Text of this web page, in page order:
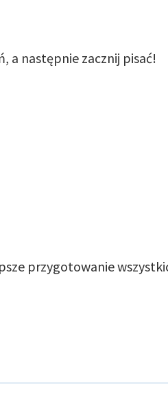
a następnie zacznij pisać!
przygotowanie